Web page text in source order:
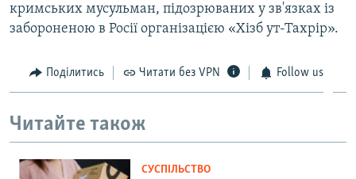
кримських мусульман, підозрюваних у зв'язках із
забороненою в Росії організацією «Хізб ут-Тахрір».
Поділитись Читати без VPN Follow us
Читайте також
СУСПІЛЬСТВО